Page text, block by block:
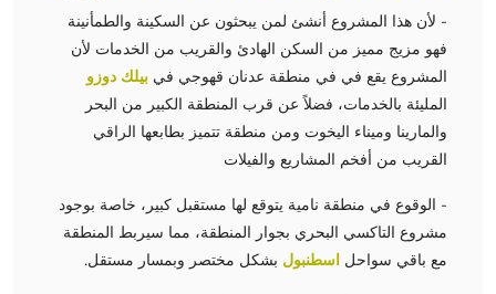
- لأن هذا المشروع أنشئ لمن يبحثون عن السكينة والطمأنينة
فهو مزيج مميز من السكن الهادئ والقريب من الخدمات لأن
المشروع يقع في في منطقة عدنان قهوجي في بيلك دوزو
المليئة بالخدمات، فضلاً عن قرب المنطقة الكبير من البحر
والمارينا وميناء اليخوت ومن منطقة تتميز بطابعها الراقي
القريب من أفخم المشاريع والفيلات
- الوقوع في منطقة نامية يتوقع لها مستقبل كبير، خاصة بوجود
مشروع التاكسي البحري بجوار المنطقة، مما سيربط المنطقة
مع باقي سواحل اسطنبول بشكل مختصر وبمسار مستقل.